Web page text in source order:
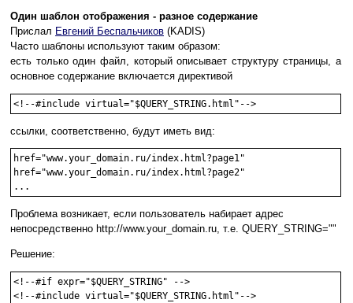
Один шаблон отображения - разное содержание
Прислал Евгений Беспальчиков (KADIS)
Часто шаблоны используют таким образом:
есть только один файл, который описывает структуру страницы, а
основное содержание включается директивой
<!--#include virtual="$QUERY_STRING.html"-->
ссылки, соответственно, будут иметь вид:
href="www.your_domain.ru/index.html?page1"
href="www.your_domain.ru/index.html?page2"
...
Проблема возникает, если пользователь набирает адрес
непосредственно http://www.your_domain.ru, т.е. QUERY_STRING=""
Решение:
<!--#if expr="$QUERY_STRING" -->
<!--#include virtual="$QUERY_STRING.html"-->